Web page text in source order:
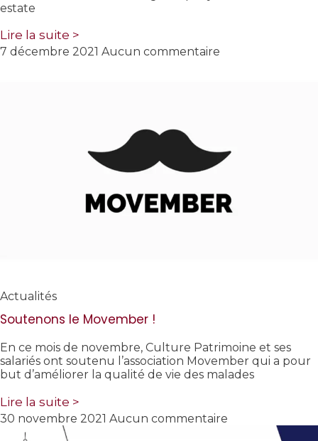
estate
Lire la suite >
7 décembre 2021 Aucun commentaire
Actualités
Soutenons le Movember !
En ce mois de novembre, Culture Patrimoine et ses
salariés ont soutenu l’association Movember qui a pour
but d’améliorer la qualité de vie des malades
Lire la suite >
30 novembre 2021 Aucun commentaire